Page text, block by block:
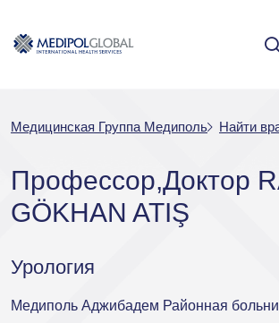
Медицинская Группа Медиполь Найти
Профессор,Доктор
GÖKHAN ATIŞ
Урология
Медиполь Аджибадем Районная